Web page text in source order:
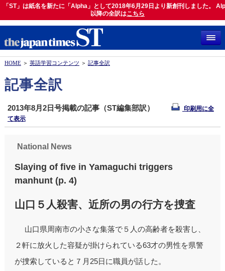
「ST」は紙名を新たに「Alpha」として2018年6月29日より新創刊しました。
以降の全訳はこちら
「ST」は紙名を新たに「Alpha」として2018年6月29日より新創刊しました。
以降の全訳はこちら
HOME＞ 英語学習コンテンツ ＞ 記事全訳
記事全訳
2013年8月2日号掲載の記事（ST編集部訳）
印刷用に全
て表示
National News
Slaying of five in Yamaguchi triggers
manhunt (p. 4)
山口５人殺害、近所の男の行方を捜査
山口県周南市の小さな集落で５人の高齢者を殺害し、
２軒に放火した容疑が掛けられている63才の男性を県警
が捜索していると７月25日に職員が話した。